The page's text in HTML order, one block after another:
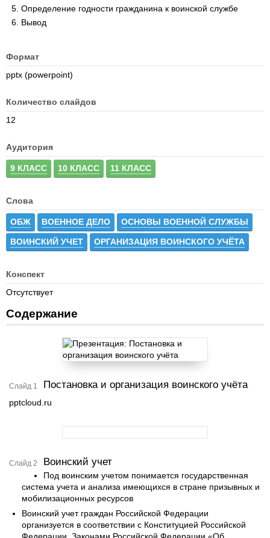
Определение годности гражданина к воинской службе
Вывод
Формат
pptx (powerpoint)
Количество слайдов
12
Аудитория
9 КЛАСС 10 КЛАСС 11 КЛАСС
Слова
ОБЖ ВОЕННОЕ ДЕЛО ОСНОВЫ ВОЕННОЙ СЛУЖБЫ
ВОИНСКИЙ УЧЕТ ОРГАНИЗАЦИЯ ВОИНСКОГО УЧЁТА
Конспект
Отсутствует
Содержание
Слайд 1 Постановка и организация воинского учёта
pptcloud.ru
Слайд 2 Воинский учет
Под воинским учетом понимается государственная
система учета и анализа имеющихся в стране призывных и
мобилизационных ресурсов
Воинский учет граждан Российской Федерации
организуется в соответствии с Конституцией Российской